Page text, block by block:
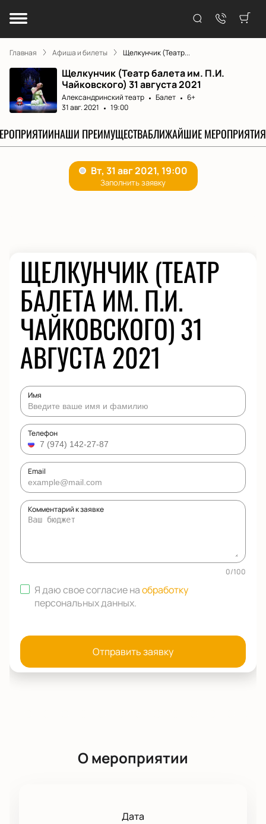
Главная Афиша и билеты Щелкунчик (Театр...
Щелкунчик (Театр балета им. П.И.
Чайковского) 31 августа 2021
Александринский театр Балет
6+
31 авг. 2021
19:00
НАШИ ПРЕИМУЩЕСТВАБЛИЖАЙШИЕ МЕРОПРИЯТИЯ
ЩЕЛКУНЧИК (ТЕАТР
БАЛЕТА ИМ. П.И.
ЧАЙКОВСКОГО) 31
АВГУСТА 2021
Имя
Телефон
Email
Комментарий к заявке
0/100
Я даю свое согласие наобработку
персональных данных.
Отправить заявку
О мероприятии
Дата